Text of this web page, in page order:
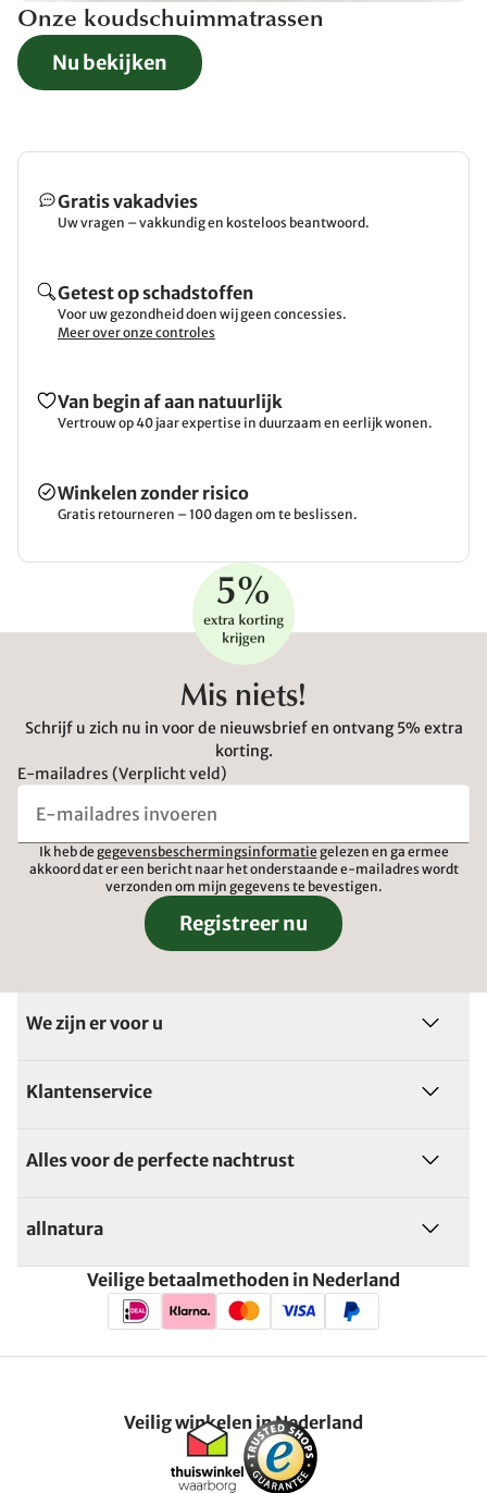
Onze koudschuimmatrassen
Nu bekijken
Gratis vakadvies
Uw vragen – vakkundig en kosteloos beantwoord.
Getest op schadstoffen
Voor uw gezondheid doen wij geen concessies.
Meer over onze controles
Van begin af aan natuurlijk
Vertrouw op 40 jaar expertise in duurzaam en eerlijk wonen.
Winkelen zonder risico
Gratis retourneren – 100 dagen om te beslissen.
Mis niets!
Schrijf u zich nu in voor de nieuwsbrief en ontvang 5% extra
korting.
E-mailadres (Verplicht veld)
Ik heb de gegevensbeschermingsinformatie gelezen en ga ermee
akkoord dat er een bericht naar het onderstaande e-mailadres wordt
verzonden om mijn gegevens te bevestigen.
Registreer nu
We zijn er voor u
Klantenservice
Alles voor de perfecte nachtrust
allnatura
Veilige betaalmethoden in Nederland
Veilig winkelen in Nederland